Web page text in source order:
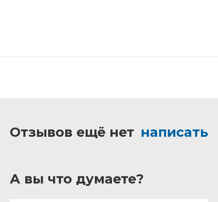
Отзывов ещё нет написать
А вы что думаете?